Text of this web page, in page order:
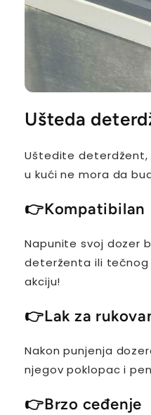
Ušteda
Uštedite deterdžent,
u kući ne mora da
👉Kompatibilan
Napunite svoj dozer
deterženta ili tečnog
akciju!
👉Lak za
Nakon punjenja
njegov poklopac i
👉Brzo ceđenje